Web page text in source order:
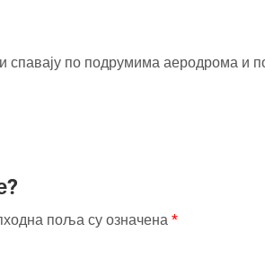
спавају по подрумима аеродрома и
поља су означена *